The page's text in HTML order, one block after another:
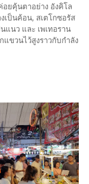
ยคุ้นตาอย่าง อังคิโล
เป็นค้อน, สเตโกซอรัส
แนว และ เพเทอราน
ขวนไว้สูงราวกับกำลัง